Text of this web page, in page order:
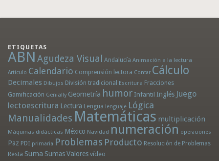
ETIQUETAS
ABN Agudeza Visual Andalucía Animación a la lectura
Artículo Calendario Comprensión lectora Contar Cálculo
Decimales Dibujos División tradicional Escritura Fracciones
Gamificación Genially Geometría humor Infantil Inglés Juego
lectoescritura Lectura Lengua lenguaje Lógica
Manualidades Matemáticas multiplicación
Máquinas didácticas México Navidad numeración operaciones
Paz PDI primaria Problemas Producto Resolución de Problemas
Resta Suma Sumas Valores vídeo